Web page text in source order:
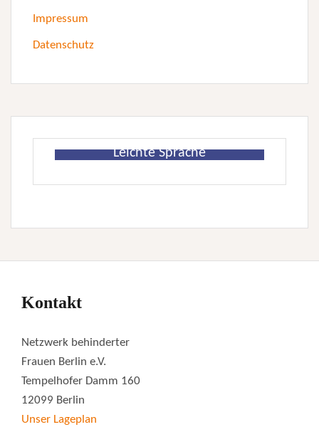
Impressum
Datenschutz
Leichte Sprache
Kontakt
Netzwerk behinderter
Frauen Berlin e.V.
Tempelhofer Damm 160
12099 Berlin
Unser Lageplan